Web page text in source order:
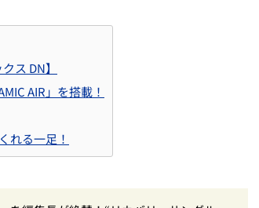
ス DN】
AIR」を搭載！
れる一足！